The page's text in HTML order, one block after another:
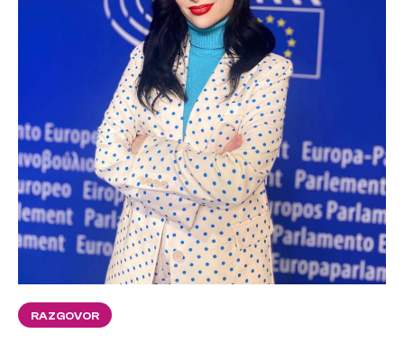
RAZGOVOR